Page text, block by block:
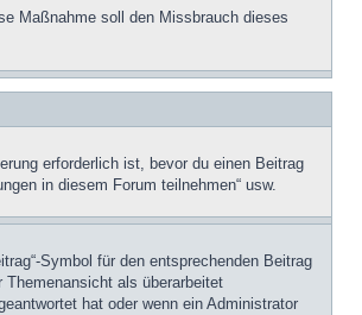
Maßnahme soll den Missbrauch dieses
erforderlich ist, bevor du einen Beitrag
in diesem Forum teilnehmen“ usw.
Symbol für den entsprechenden Beitrag
als überarbeitet
hat oder wenn ein Administrator